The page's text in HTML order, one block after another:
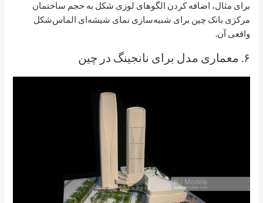
برای مثال، اضافه کردن الگوهای لوزی شکل به حجم ساختمان
مرکزی بانک چین برای شبیه‌سازی نمای شیشه‌ای الماس‌شکل
واقعی آن.
۶. معماری مدل برای نانجینگ در چین